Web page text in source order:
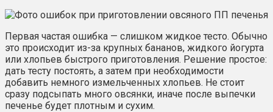
Первая частая ошибка — слишком жидкое тесто. Обычно
это происходит из-за крупных бананов, жидкого йогурта
или хлопьев быстрого приготовления. Решение простое:
дать тесту постоять, а затем при необходимости
добавить немного измельченных хлопьев. Не стоит
сразу подсыпать много овсянки, иначе после выпечки
печенье будет плотным и сухим.